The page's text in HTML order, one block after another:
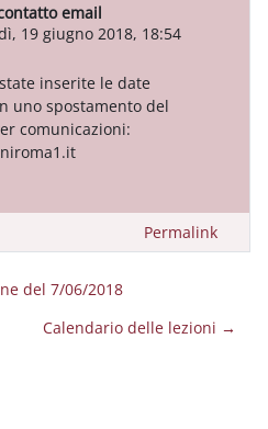
email
19 giugno 2018, 18:54
inserite le date
uno spostamento del
comunicazioni:
Permalink
del 7/06/2018
Calendario delle lezioni →